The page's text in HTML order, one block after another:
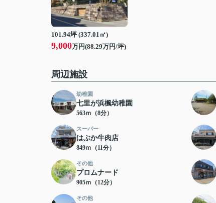
101.94坪 (337.01㎡)
9,000万円(88.29万円/坪)
周辺施設
幼稚園
七里が浜楓幼稚園
563ｍ（8分）
スーパー
はぶか牛肉店
849ｍ（11分）
その他
プロムナード
905ｍ（12分）
その他